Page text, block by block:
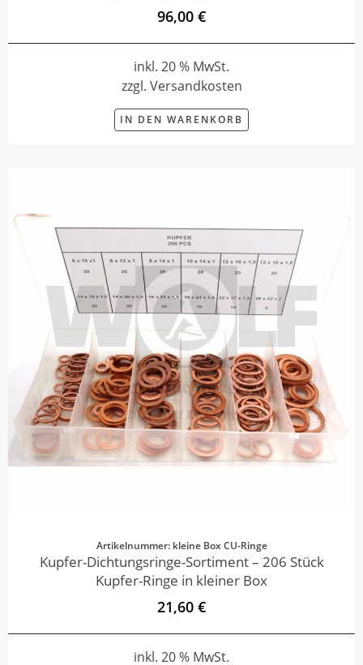
96,00 €
inkl. 20 % MwSt.
zzgl. Versandkosten
IN DEN WARENKORB
Artikelnummer: kleine Box CU-Ringe
Kupfer-Dichtungsringe-Sortiment – 206 Stück
Kupfer-Ringe in kleiner Box
21,60 €
inkl. 20 % MwSt.